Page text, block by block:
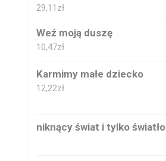
29,11 zł
Weź moją duszę
10,47zł
Karmimy małe dziecko
12,22zł
niknący świat i tylko światło